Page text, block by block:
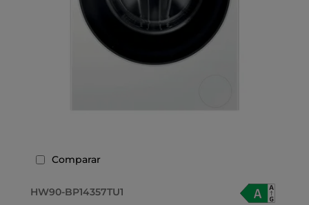
Comparar
HW90-BP14357TU1